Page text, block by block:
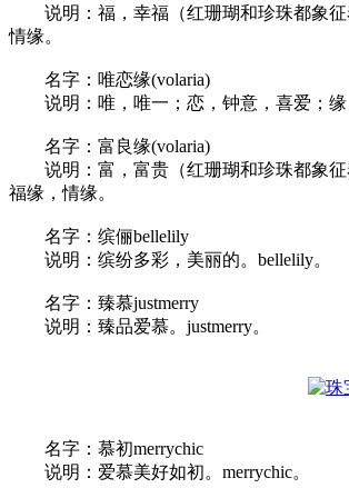
说明：福，幸福（红珊瑚和珍珠都象征
情缘。
名字：唯恋缘(volaria)
说明：唯，唯一；恋，钟意，喜爱；缘
名字：富良缘(volaria)
说明：富，富贵（红珊瑚和珍珠都象征
福缘，情缘。
名字：缤俪bellelily
说明：缤纷多彩，美丽的。bellelily。
名字：臻慕justmerry
说明：臻品爱慕。justmerry。
名字：慕初merrychic
说明：爱慕美好如初。merrychic。